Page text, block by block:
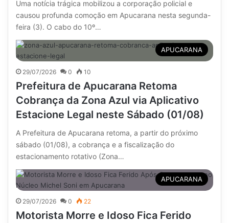
Uma notícia trágica mobilizou a corporação policial e
causou profunda comoção em Apucarana nesta segunda-
feira (3). O cabo do 10º…
APUCARANA
29/07/2026 0 10
Prefeitura de Apucarana Retoma
Cobrança da Zona Azul via Aplicativo
Estacione Legal neste Sábado (01/08)
A Prefeitura de Apucarana retoma, a partir do próximo
sábado (01/08), a cobrança e a fiscalização do
estacionamento rotativo (Zona…
APUCARANA
29/07/2026 0 22
Motorista Morre e Idoso Fica Ferido